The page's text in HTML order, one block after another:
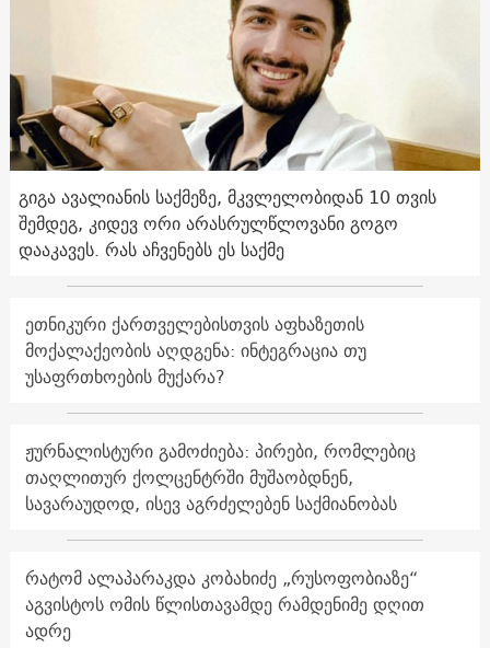
გიგა ავალიანის საქმეზე, მკვლელობიდან 10 თვის
შემდეგ, კიდევ ორი არასრულწლოვანი გოგო
დააკავეს. რას აჩვენებს ეს საქმე
ეთნიკური ქართველებისთვის აფხაზეთის
მოქალაქეობის აღდგენა: ინტეგრაცია თუ
უსაფრთხოების მუქარა?
ჟურნალისტური გამოძიება: პირები, რომლებიც
თაღლითურ ქოლცენტრში მუშაობდნენ,
სავარაუდოდ, ისევ აგრძელებენ საქმიანობას
რატომ ალაპარაკდა კობახიძე „რუსოფობიაზე“
აგვისტოს ომის წლისთავამდე რამდენიმე დღით
ადრე